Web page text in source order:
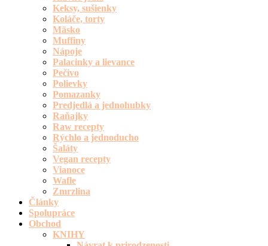
Keksy, sušienky
Koláče, torty
Mäsko
Muffiny
Nápoje
Palacinky a lievance
Pečivo
Polievky
Pomazanky
Predjedlá a jednohubky
Raňajky
Raw recepty
Rýchlo a jednoducho
Šaláty
Vegan recepty
Vianoce
Wafle
Zmrzlina
Články
Spolupráce
Obchod
KNIHY